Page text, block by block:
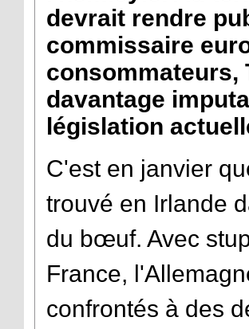
devrait rendre
commissaire
consommateurs,
davantage
législation
C'est en janvier
trouvé en Irlande
du bœuf. Avec
France,
confrontés à des